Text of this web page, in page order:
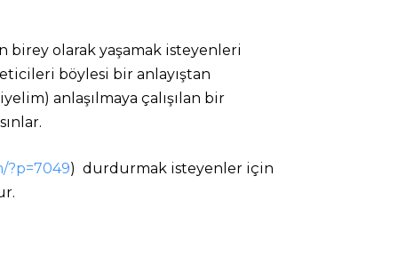
birey olarak yaşamak isteyenleri
böylesi bir anlayıştan
anlaşılmaya çalışılan bir
?p=7049) durdurmak isteyenler için